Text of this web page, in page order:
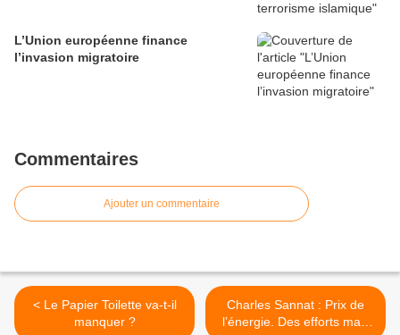
L’Union européenne finance
l’invasion migratoire
Commentaires
Ajouter un commentaire
< Le Papier Toilette va-t-il
manquer ?
Charles Sannat : Prix de
l’énergie. Des efforts mais